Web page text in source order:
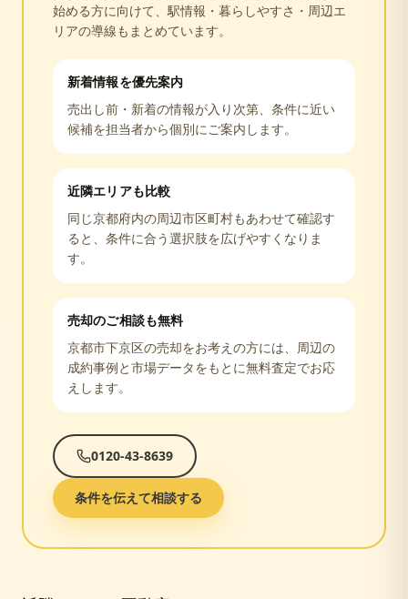
始める方に向けて、駅情報・暮らしやすさ・周辺エ
リアの導線もまとめています。
新着情報を優先案内
売出し前・新着の情報が入り次第、条件に近い
候補を担当者から個別にご案内します。
近隣エリアも比較
同じ京都府内の周辺市区町村もあわせて確認す
ると、条件に合う選択肢を広げやすくなりま
す。
売却のご相談も無料
京都市下京区の売却をお考えの方には、周辺の
成約事例と市場データをもとに無料査定でお応
えします。
0120-43-8639
条件を伝えて相談する